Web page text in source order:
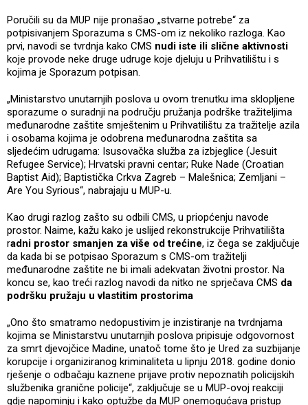
Poručili su da MUP nije pronašao „stvarne potrebe“ za
potpisivanjem Sporazuma s CMS-om iz nekoliko razloga. Kao
prvi, navodi se tvrdnja kako CMS nudi iste ili slične aktivnosti
koje provode neke druge udruge koje djeluju u Prihvatilištu i s
kojima je Sporazum potpisan.
„Ministarstvo unutarnjih poslova u ovom trenutku ima sklopljene
sporazume o suradnji na području pružanja podrške tražiteljima
međunarodne zaštite smještenim u Prihvatilištu za tražitelje azila
i osobama kojima je odobrena međunarodna zaštita sa
sljedećim udrugama: Isusovačka služba za izbjeglice (Jesuit
Refugee Service); Hrvatski pravni centar; Ruke Nade (Croatian
Baptist Aid); Baptistička Crkva Zagreb – Malešnica; Zemljani –
Are You Syrious“, nabrajaju u MUP-u.
Kao drugi razlog zašto su odbili CMS, u priopćenju navode
prostor. Naime, kažu kako je uslijed rekonstrukcije Prihvatilišta
radni prostor smanjen za više od trećine, iz čega se zaključuje
da kada bi se potpisao Sporazum s CMS-om tražitelji
međunarodne zaštite ne bi imali adekvatan životni prostor. Na
koncu se, kao treći razlog navodi da nitko ne sprječava CMS da
podršku pružaju u vlastitim prostorima
„Ono što smatramo nedopustivim je inzistiranje na tvrdnjama
kojima se Ministarstvu unutarnjih poslova pripisuje odgovornost
za smrt djevojčice Madine, unatoč tome što je Ured za suzbijanje
korupcije i organiziranog kriminaliteta u lipnju 2018. godine donio
rješenje o odbačaju kaznene prijave protiv nepoznatih policijskih
službenika granične policije“, zaključuje se u MUP-ovoj reakciji
gdje napominju i kako optužbe da MUP onemogućava pristup